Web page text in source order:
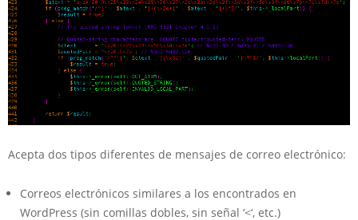
Acepta dos tipos diferentes de mensajes de correo electrónico:
Correos electrónicos similares a los encontrados en
WordPress (sin comillas dobles, sin señal ‘<‘, etc.)